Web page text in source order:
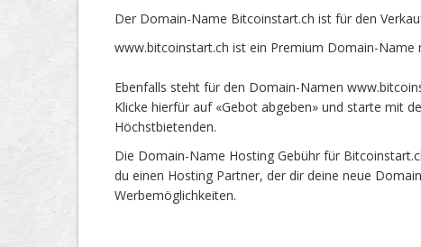
Der Domain-Name Bitcoinstart.ch ist für den
www.bitcoinstart.ch ist ein Premium Domain-Name
Ebenfalls steht für den Domain-Namen
Klicke hierfür auf «Gebot abgeben» und starte mit
Höchstbietenden.
Die Domain-Name Hosting Gebühr für
du einen Hosting Partner, der dir deine neue
Werbemöglichkeiten.